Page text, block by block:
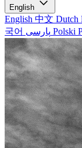
English
English 中文 Dutch
국어
Polski